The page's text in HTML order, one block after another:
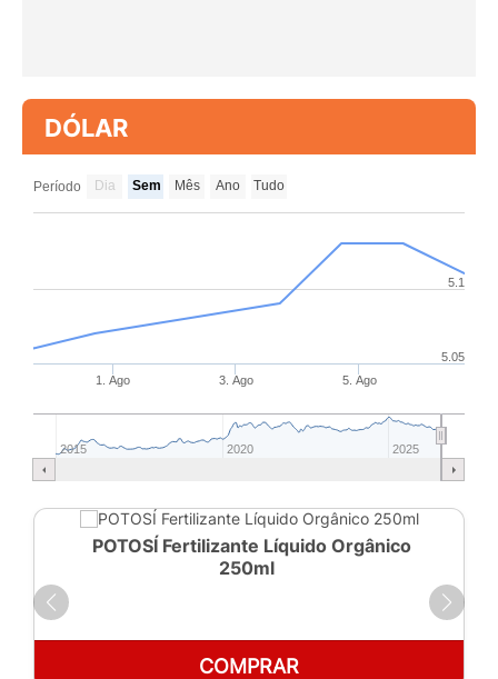
DÓLAR
Período Dia Sem Mês Ano Tudo
1. Ago 3. Ago 5. Ago
2015 2020 2025
5.05
5.1
POTOSÍ Fertilizante Líquido Orgânico
250ml
COMPRAR